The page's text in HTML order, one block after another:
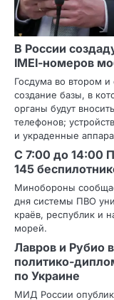
В России
IMEI‑номеров
Госдума во втором и
создание базы, в
органы будут
телефонов;
и украденные
С 7:00 до 14:00
145
Минобороны
дня системы ПВО
краёв, республик и
морей.
Лавров и Рубио
по Украине
МИД России